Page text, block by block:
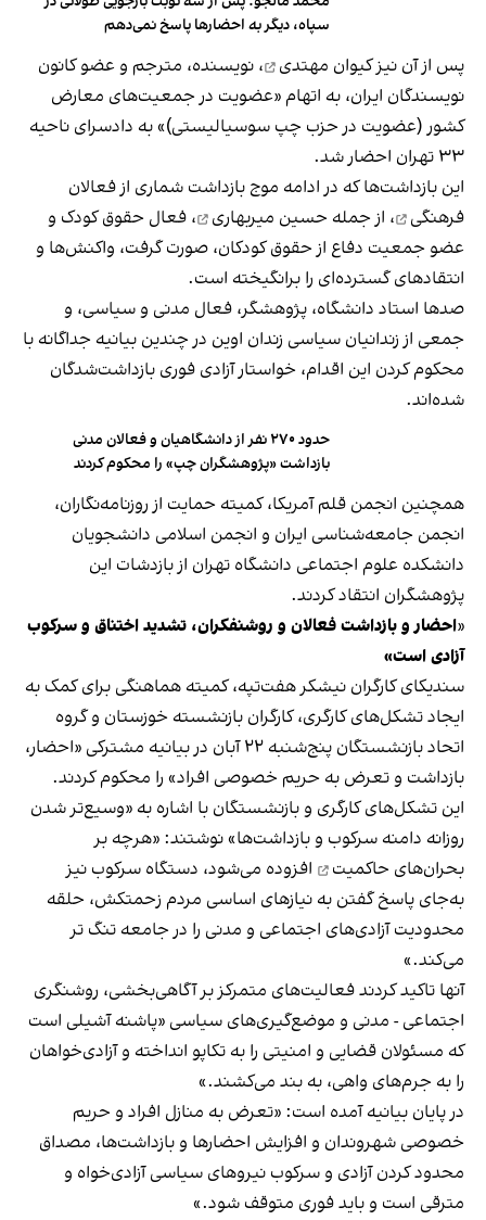
سپاه، دیگر به احضارها پاسخ نمی‌دهم
پس از آن نیزکیوان مهتدی
، نویسنده‌، مترجم و عضو کانون
نویسندگان ایران، به اتهام «عضویت در جمعیت‌های معارض
کشور (عضویت در حزب چپ سوسیالیستی)» به دادسرای ناحیه‌
۳۳ تهران احضار شد.
این بازداشت‌ها که در ادامه موج بازداشت شماری ازفعالان
فرهنگی
، از جمله حسین میربهاری
، فعال حقوق کودک و
عضو جمعیت دفاع از حقوق کودکان، صورت گرفت، واکنش‌ها و
انتقادهای گسترده‌ای را برانگیخته است.
صدها استاد دانشگاه، پژوهشگر، فعال مدنی و سیاسی، و
جمعی از زندانیان سیاسی زندان اوین در چندین بیانیه جداگانه با
محکوم کردن این اقدام، خواستار آزادی فوری بازداشت‌شدگان
شده‌اند.
حدود ۲۷۰ نفر از دانشگاهیان و فعالان مدنی
بازداشت‌ «پژوهشگران چپ» را محکوم کردند
همچنین انجمن قلم آمریکا، کمیته حمایت از روزنامه‌نگاران،
انجمن جامعه‌شناسی ایران و انجمن اسلامی دانشجویان
دانشکده علوم اجتماعی دانشگاه تهران از بازدشات این
پژوهشگران انتقاد کردند.
«احضار و بازداشت فعالان و روشنفکران، تشدید اختناق و سرکوب
آزادی است»
سندیکای کارگران نیشکر هفت‌تپه، کمیته هماهنگی برای کمک به
ایجاد تشکل‌های کارگری، کارگران بازنشسته خوزستان و گروه
اتحاد بازنشستگان پنج‌شنبه ۲۲ آبان در بیانیه مشترکی «احضار،
بازداشت و تعرض به حریم خصوصی افراد» را محکوم کردند.
این تشکل‌های کارگری و بازنشستگان با اشاره به «وسیع‌تر شدن
روزانه دامنه سرکوب و بازداشت‌ها» نوشتند: «هرچه بر
بحران‌های حاکمیت
افزوده می‌شود، دستگاه سرکوب نیز
به‌جای پاسخ گفتن به نیازهای اساسی مردم زحمتکش، حلقه
محدودیت آزادی‌های اجتماعی و مدنی را در جامعه تنگ تر
می‌کند.»
آنها تاکید کردند فعالیت‌های متمرکز بر آگاهی‌بخشی، روشنگری‌
اجتماعی - مدنی و موضع‌گیری‌های سیاسی «پاشنه آشیلی است
که مسئولان قضایی و امنیتی را به تکاپو انداخته و آزادی‌خواهان
را به جرم‌های واهی، به بند می‌کشند.»
در پایان بیانیه آمده است: «تعرض به منازل افراد و حریم
خصوصی شهروندان و افزایش احضارها و بازداشت‌ها، مصداق
محدود کردن آزادی و سرکوب نیروهای سیاسی آزادی‌خواه و
مترقی است و باید فوری متوقف شود.»